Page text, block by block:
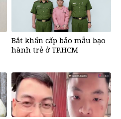
Bắt khẩn cấp bảo mẫu bạo
hành trẻ ở TP.HCM